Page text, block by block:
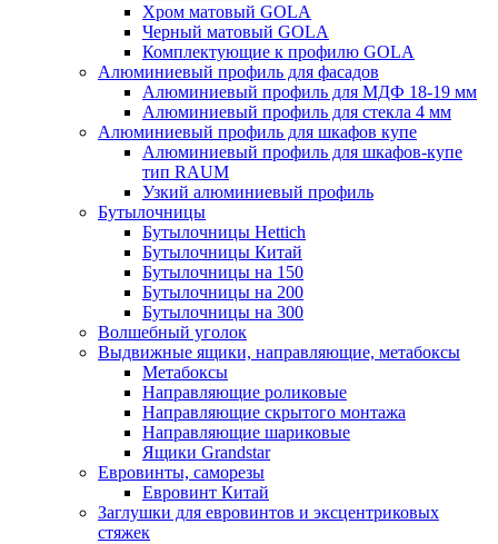
Хром матовый GOLA
Черный матовый GOLA
Комплектующие к профилю GOLA
Алюминиевый профиль для фасадов
Алюминиевый профиль для МДФ 18-19 мм
Алюминиевый профиль для стекла 4 мм
Алюминиевый профиль для шкафов купе
Алюминиевый профиль для шкафов-купе
тип RAUM
Узкий алюминиевый профиль
Бутылочницы
Бутылочницы Hettich
Бутылочницы Китай
Бутылочницы на 150
Бутылочницы на 200
Бутылочницы на 300
Волшебный уголок
Выдвижные ящики, направляющие, метабоксы
Метабоксы
Направляющие роликовые
Направляющие скрытого монтажа
Направляющие шариковые
Ящики Grandstar
Евровинты, саморезы
Евровинт Китай
Заглушки для евровинтов и эксцентриковых
стяжек